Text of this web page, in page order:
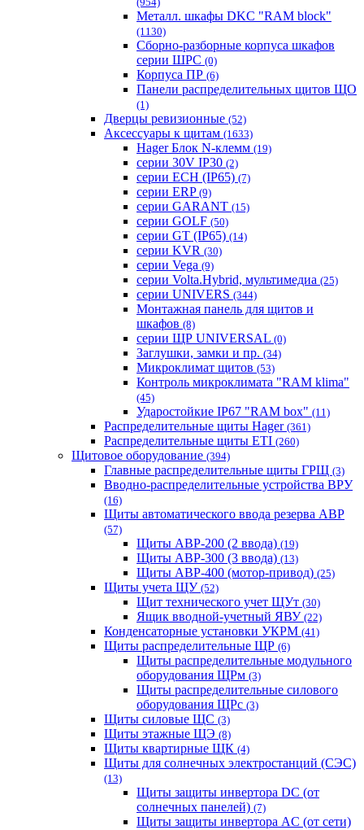
Металл. шкафы DKC "RAM block"
(1130)
Сборно-разборные корпуса шкафов
серии ШРС (0)
Корпуса ПР (6)
Панели распределительных щитов ЩО
(1)
Дверцы ревизионные (52)
Аксессуары к щитам (1633)
Hager Блок N-клемм (19)
серии 30V IP30 (2)
серии ECH (IP65) (7)
серии ERP (9)
серии GARANT (15)
серии GOLF (50)
серии GT (IP65) (14)
серии KVR (30)
серии Vega (9)
серии Volta.Hybrid, мультимедиа (25)
серии UNIVERS (344)
Монтажная панель для щитов и
шкафов (8)
серии ЩР UNIVERSAL (0)
Заглушки, замки и пр. (34)
Микроклимат щитов (53)
Контроль микроклимата "RAM klima"
(45)
Ударостойкие IP67 "RAM box" (11)
Распределительные щиты Hager (361)
Распределительные щиты ETI (260)
Щитовое оборудование (394)
Главные распределительные щиты ГРЩ (3)
Вводно-распределительные устройства ВРУ
(16)
Щиты автоматического ввода резерва АВР
(57)
Щиты АВР-200 (2 ввода) (19)
Щиты АВР-300 (3 ввода) (13)
Щиты АВР-400 (мотор-привод) (25)
Щиты учета ЩУ (52)
Щит технического учет ЩУт (30)
Ящик вводной-учетный ЯВУ (22)
Конденсаторные установки УКРМ (41)
Щиты распределительные ЩР (6)
Щиты распределительные модульного
оборудования ЩРм (3)
Щиты распределительные силового
оборудования ЩРс (3)
Щиты силовые ЩС (3)
Щиты этажные ЩЭ (8)
Щиты квартирные ЩК (4)
Щиты для солнечных электростанций (СЭС)
(13)
Щиты защиты инвертора DC (от
солнечных панелей) (7)
Щиты защиты инвертора AC (от сети)